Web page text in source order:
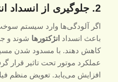
2. جلوگیری از انسداد انژکتورها
اگر آلودگی‌ها وارد سیستم
باعث انسداد انژکتورها شوند و
کاهش دهند. با مسدود شدن
عملکرد موتور تحت تاثیر
افزایش می‌یابد. تعویض منظم